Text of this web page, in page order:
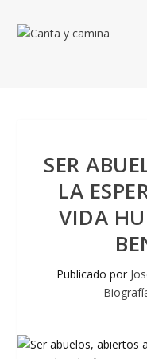
SER
LA
VIDA
Publicado por